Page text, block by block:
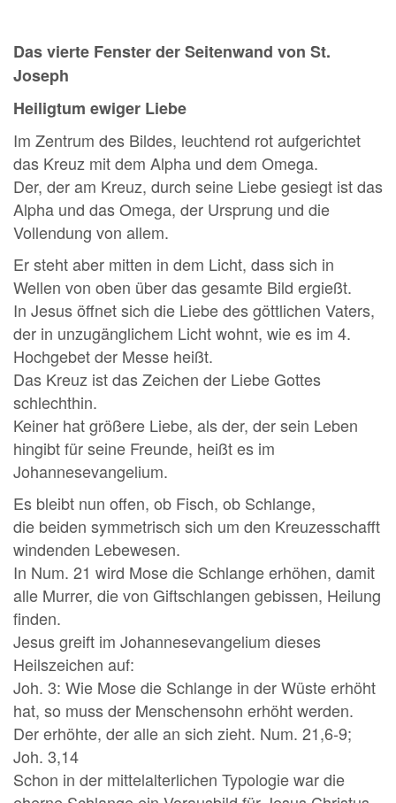
Das vierte Fenster der Seitenwand von St.
Joseph
Heiligtum ewiger Liebe
Im Zentrum des Bildes, leuchtend rot aufgerichtet
das Kreuz mit dem Alpha und dem Omega.
Der, der am Kreuz, durch seine Liebe gesiegt ist das
Alpha und das Omega, der Ursprung und die
Vollendung von allem.
Er steht aber mitten in dem Licht, dass sich in
Wellen von oben über das gesamte Bild ergießt.
In Jesus öffnet sich die Liebe des göttlichen Vaters,
der in unzugänglichem Licht wohnt, wie es im 4.
Hochgebet der Messe heißt.
Das Kreuz ist das Zeichen der Liebe Gottes
schlechthin.
Keiner hat größere Liebe, als der, der sein Leben
hingibt für seine Freunde, heißt es im
Johannesevangelium.
Es bleibt nun offen, ob Fisch, ob Schlange,
die beiden symmetrisch sich um den Kreuzesschafft
windenden Lebewesen.
In Num. 21 wird Mose die Schlange erhöhen, damit
alle Murrer, die von Giftschlangen gebissen, Heilung
finden.
Jesus greift im Johannesevangelium dieses
Heilszeichen auf:
Joh. 3: Wie Mose die Schlange in der Wüste erhöht
hat, so muss der Menschensohn erhöht werden.
Der erhöhte, der alle an sich zieht. Num. 21,6-9;
Joh. 3,14
Schon in der mittelalterlichen Typologie war die